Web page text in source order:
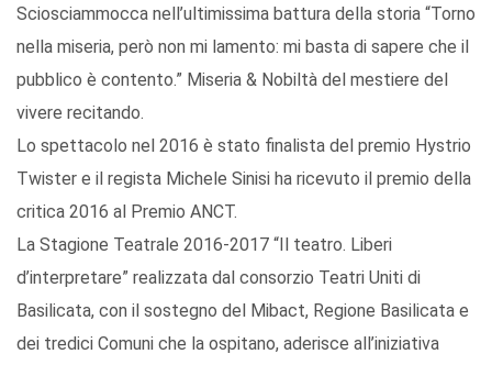
Sciosciammocca nell’ultimissima battura della storia “Torno
nella miseria, però non mi lamento: mi basta di sapere che il
pubblico è contento.” Miseria & Nobiltà del mestiere del
vivere recitando.
Lo spettacolo nel 2016 è stato finalista del premio Hystrio
Twister e il regista Michele Sinisi ha ricevuto il premio della
critica 2016 al Premio ANCT.
La Stagione Teatrale 2016-2017 “Il teatro. Liberi
d’interpretare” realizzata dal consorzio Teatri Uniti di
Basilicata, con il sostegno del Mibact, Regione Basilicata e
dei tredici Comuni che la ospitano, aderisce all’iniziativa